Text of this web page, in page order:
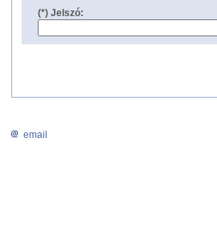
(*) Jelszó:
email